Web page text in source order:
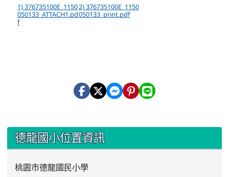
1) 376735100E_1150
050133_ATTACH1.pd
f
2) 376735100E_1150
050133_print.pdf
::: 德龍國小位置資訊
桃園市德龍國民小學